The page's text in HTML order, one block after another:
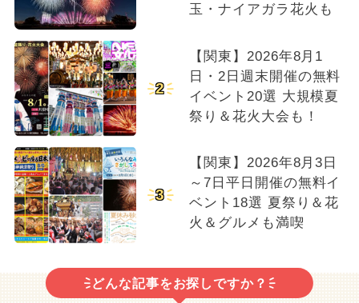
玉・ナイアガラ花火も
2
【関東】2026年8月1
日・2日週末開催の無料
イベント20選 大規模夏
祭り＆花火大会も！
3
【関東】2026年8月3日
～7日平日開催の無料イ
ベント18選 夏祭り＆花
火＆グルメも満喫
どんな記事をお探しですか？